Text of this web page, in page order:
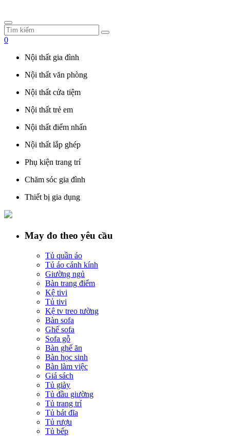
0
Nội thất gia đình
Nội thất văn phòng
Nội thất cửa tiệm
Nội thất trẻ em
Nội thất điểm nhấn
Nội thất lắp ghép
Phụ kiện trang trí
Chăm sóc gia đình
Thiết bị gia dụng
May đo theo yêu cầu
Tủ quần áo
Tú áo cánh kính
Giường ngủ
Bàn trang điểm
Kệ tivi
Tủ tivi
Kệ tv treo tường
Bàn sofa
Ghế sofa
Sofa gỗ
Bàn ghế ăn
Bàn học sinh
Bàn làm việc
Giá sách
Tủ giày
Tủ đầu giường
Tủ trang trí
Tủ bát đĩa
Tủ rượu
Tủ bếp